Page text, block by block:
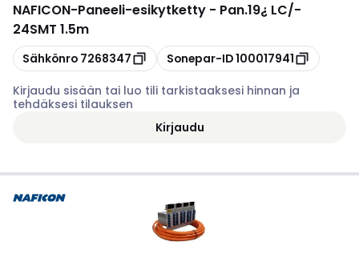
NAFICON-Paneeli-esikytketty - Pan.19¿ LC/-
24SMT 1.5m
Kopioi
Sähkönro 7268347 Kopioi
Sonepar-ID100017941
Kirjaudu sisään tai luo tili tarkistaaksesi hinnan ja
tehdäksesi tilauksen
Kirjaudu